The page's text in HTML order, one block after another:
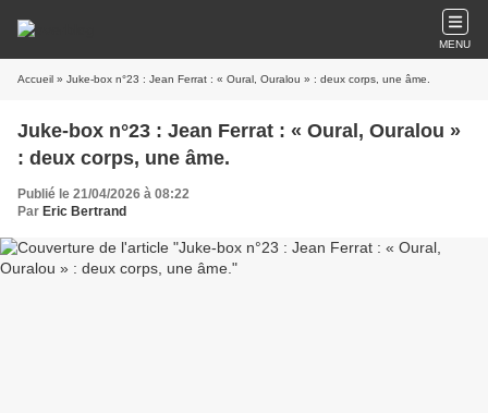
MENU
Accueil » Juke-box n°23 : Jean Ferrat : « Oural, Ouralou » : deux corps, une âme.
Juke-box n°23 : Jean Ferrat : « Oural, Ouralou »
: deux corps, une âme.
Publié le 21/04/2026 à 08:22
Par Eric Bertrand